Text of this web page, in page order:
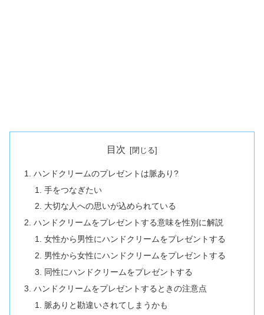
目次
ハンドクリームのプレゼントは脈あり?
手をつなぎたい
大切な人への思いが込められている
ハンドクリームをプレゼントする意味を性別に解説
女性から男性にハンドクリームをプレゼントする
男性から女性にハンドクリームをプレゼントする
同性にハンドクリームをプレゼントする
ハンドクリームをプレゼントするときの注意点
脈ありと勘違いされてしまうかも